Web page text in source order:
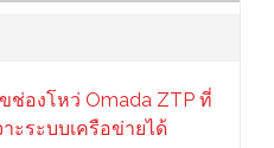
ช่องโหว่ Omada ZTP ที่
ะระบบเครือข่ายได้